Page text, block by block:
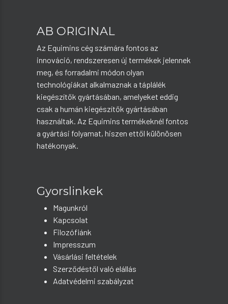
AB ORIGINAL
Az Equimins cég számára fontos az
innováció, rendszeresen új termékek jelennek
meg, és forradalmi módon olyan
technológiákat alkalmaznak a táplálék
kiegészítők gyártásában, amelyeket eddig
csak a humán kiegészítők gyártásában
használtak. Az Equimins termékeknél fontos
a gyártási folyamat, hiszen ettől különösen
hatékonyak.
Gyorslinkek
Magunkról
Kapcsolat
Filozófiánk
Impresszum
Vásárlási feltételek
Szerződéstől való elállás
Adatvédelmi szabályzat